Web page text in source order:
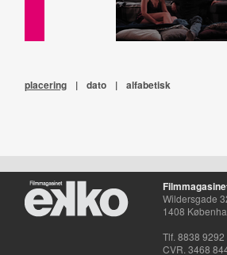
placering | dato | alfabetisk
Wildersgade
1408
Tlf. 8838 9292
CVR. 3468